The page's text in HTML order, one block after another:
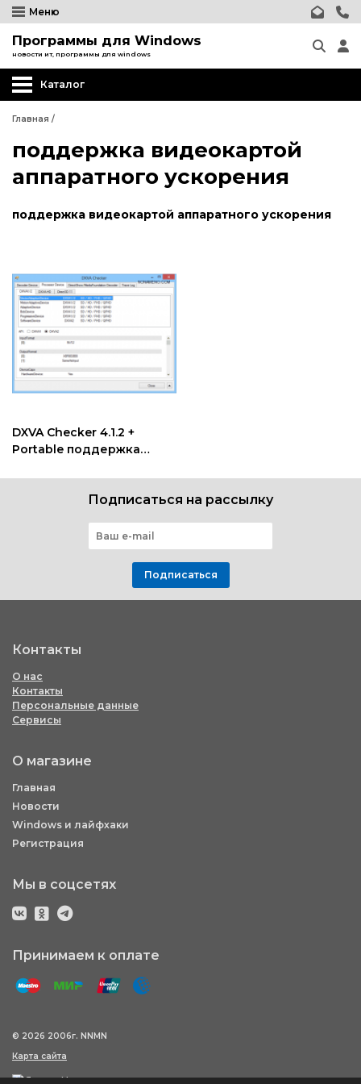
Меню
Программы для Windows
новости ит, программы для windows
Каталог
Главная /
поддержка видеокартой
аппаратного ускорения
поддержка видеокартой аппаратного ускорения
DXVA Checker 4.1.2 +
Portable поддержка
аппаратного ускорения
Подписаться на рассылку
Подписаться
Контакты
О нас
Контакты
Персональные данные
Сервисы
О магазине
Главная
Новости
Windows и лайфхаки
Регистрация
Мы в соцсетях
Принимаем к оплате
© 2026 2006г. NNMN
Карта сайта